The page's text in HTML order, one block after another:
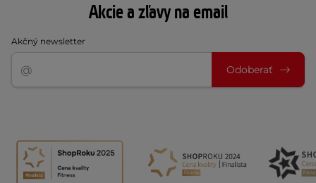
Akcie a zľavy na email
Akčný newsletter
Odoberať